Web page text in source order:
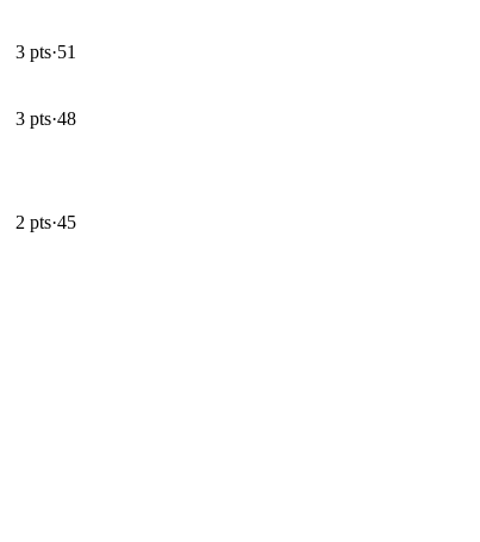
3 pts·51
3 pts·48
2 pts·45